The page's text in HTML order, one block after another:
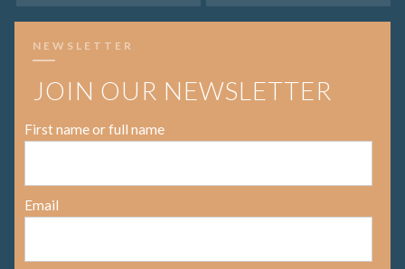
NEWSLETTER
JOIN OUR NEWSLETTER
First name or full name
Email